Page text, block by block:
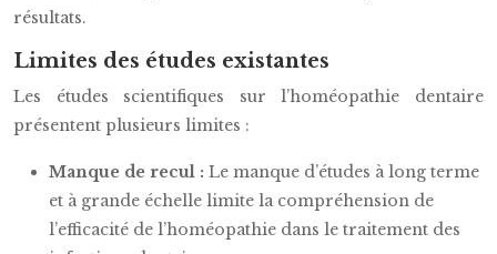
résultats.
Limites des études existantes
Les études scientifiques sur l’homéopathie dentaire
présentent plusieurs limites :
Manque de recul : Le manque d’études à long terme
et à grande échelle limite la compréhension de
l’efficacité de l’homéopathie dans le traitement des